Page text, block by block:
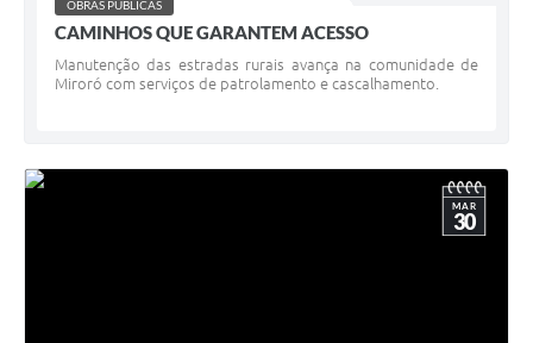
OBRAS PÚBLICAS
CAMINHOS QUE GARANTEM ACESSO
Manutenção das estradas rurais avança na comunidade de
Miroró com serviços de patrolamento e cascalhamento.
MAR
30